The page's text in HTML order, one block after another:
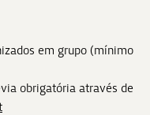
em grupo (mínimo
obrigatória através de